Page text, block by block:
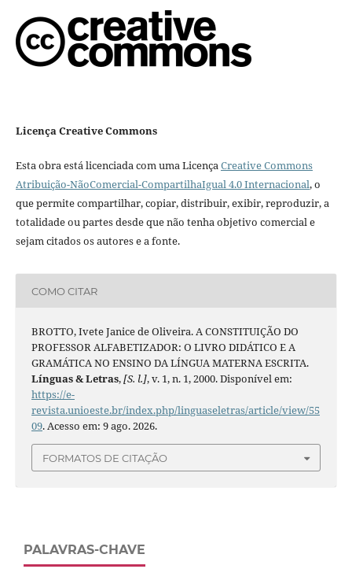
Licença Creative Commons
Esta obra está licenciada com uma LicençaCreative Commons
Atribuição-NãoComercial-CompartilhaIgual 4.0 Internacional, o
que permite compartilhar, copiar, distribuir, exibir, reproduzir, a
totalidade ou partes desde que não tenha objetivo comercial e
sejam citados os autores e a fonte.
COMO CITAR
BROTTO, Ivete Janice de Oliveira. A CONSTITUIÇÃO DO
PROFESSOR ALFABETIZADOR: O LIVRO DIDÁTICO E A
GRAMÁTICA NO ENSINO DA LÍNGUA MATERNA ESCRITA.
Línguas & Letras,[S. l.], v. 1, n. 1, 2000. Disponível em:
https://e-
revista.unioeste.br/index.php/linguaseletras/article/view/55
09. Acesso em: 9 ago. 2026.
FORMATOS DE CITAÇÃO
PALAVRAS-CHAVE